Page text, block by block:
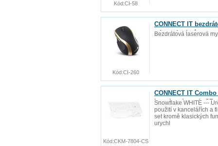
Kód:CI-58
CONNECT IT
zdarma), zlatá
Bezdrátová laserová
Kód:CI-260
CONNECT IT
baterie zdarma), CZ
Snowflake WHITE ---
použití v kancelářích a
set kromě klasických
urychl
Kód:CKM-7804-CS